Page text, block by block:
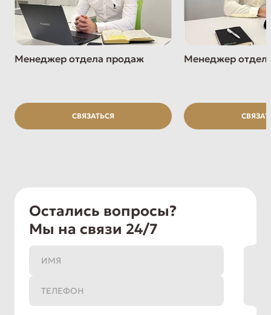
Менеджер отдела продаж
СВЯЗАТЬСЯ
Менеджер
Остались вопросы?
Мы на связи 24/7